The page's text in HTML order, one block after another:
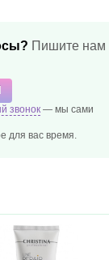
Пишите нам
звонок— мы сами
для вас время.